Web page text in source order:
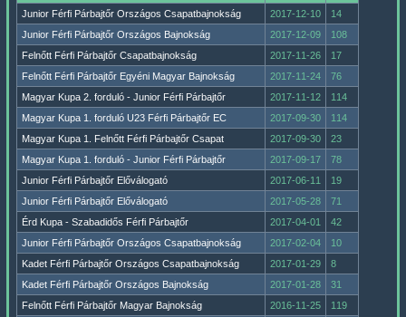
Junior Férfi Párbajtőr Országos Csapatbajnokság 2017-12-10
14
Junior Férfi Párbajtőr Országos Bajnokság
2017-12-09
108
Felnőtt Férfi Párbajtőr Csapatbajnokság
2017-11-26
17
Felnőtt Férfi Párbajtőr Egyéni Magyar Bajnokság
2017-11-24
76
Magyar Kupa 2. forduló - Junior Férfi Párbajtőr
2017-11-12
114
Magyar Kupa 1. forduló U23 Férfi Párbajtőr EC
2017-09-30
114
Magyar Kupa 1. Felnőtt Férfi Párbajtőr Csapat
2017-09-30
23
Magyar Kupa 1. forduló - Junior Férfi Párbajtőr
2017-09-17
78
Junior Férfi Párbajtőr Előválogató
2017-06-11
19
Junior Férfi Párbajtőr Előválogató
2017-05-28
71
Érd Kupa - Szabadidős Férfi Párbajtőr
2017-04-01
42
Junior Férfi Párbajtőr Országos Csapatbajnokság
2017-02-04
10
Kadet Férfi Párbajtőr Országos Csapatbajnokság
2017-01-29
8
Kadet Férfi Párbajtőr Országos Bajnokság
2017-01-28
31
Felnőtt Férfi Párbajtőr Magyar Bajnokság
2016-11-25
119